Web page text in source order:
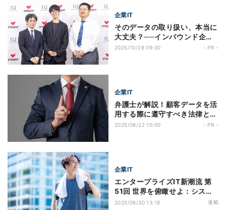
企業IT
そのデータの取り扱い、本当に
大丈夫？──インバウンド企業
が直面する個人情報保護の落と
2025/10/28 09:00 - PR -
企業IT
弁護士が解説！顧客データを活
用する際に遵守すべき法律とは
第4回 顧客データを活用するに
2025/08/22 10:00 - PR -
企業IT
エンタープライズIT新潮流 第
51回 世界を俯瞰せよ：システ
ム思考で見抜く力を身に着ける
2025/06/30 13:18 連載